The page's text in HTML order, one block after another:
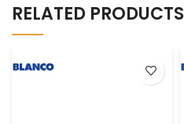
RELATED PRODUCTS